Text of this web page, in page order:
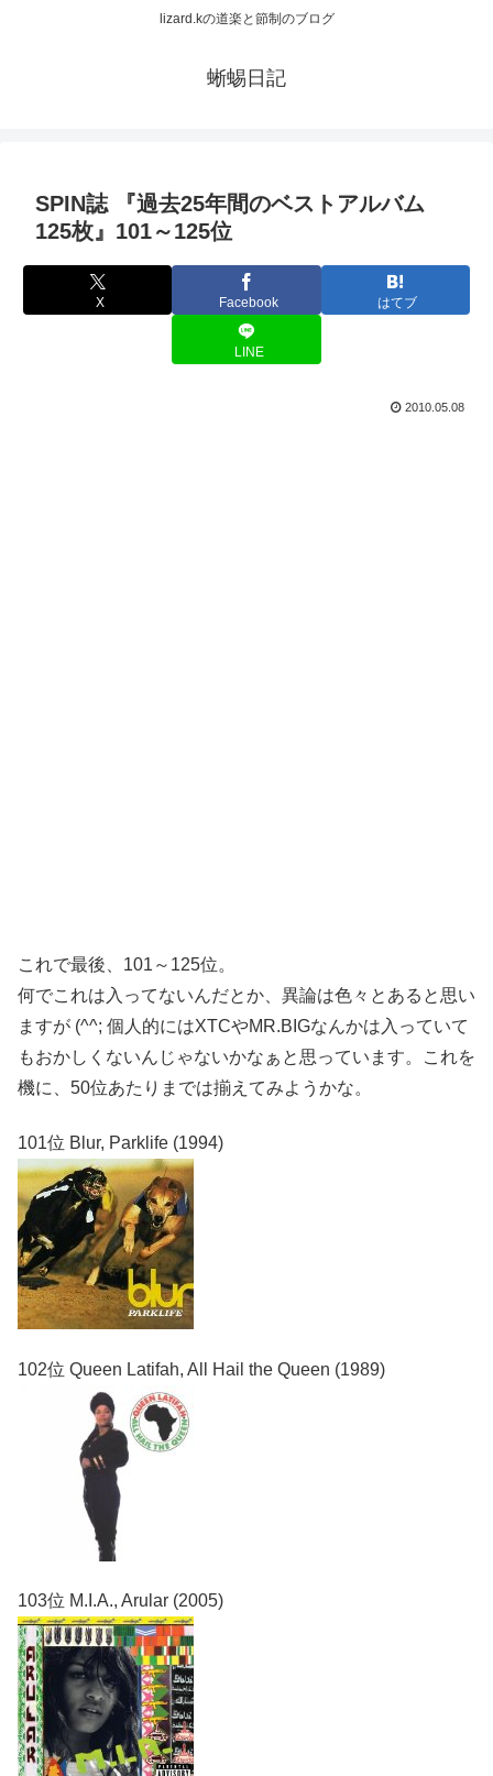
lizard.kの道楽と節制のブログ
蜥蜴日記
SPIN誌 『過去25年間のベストアルバム
125枚』101～125位
X Facebook はてブ
LINE
2010.05.08
これで最後、101～125位。
何でこれは入ってないんだとか、異論は色々とあると思い
ますが (^^; 個人的にはXTCやMR.BIGなんかは入っていて
もおかしくないんじゃないかなぁと思っています。これを
機に、50位あたりまでは揃えてみようかな。
101位 Blur, Parklife (1994)
102位 Queen Latifah, All Hail the Queen (1989)
103位 M.I.A., Arular (2005)